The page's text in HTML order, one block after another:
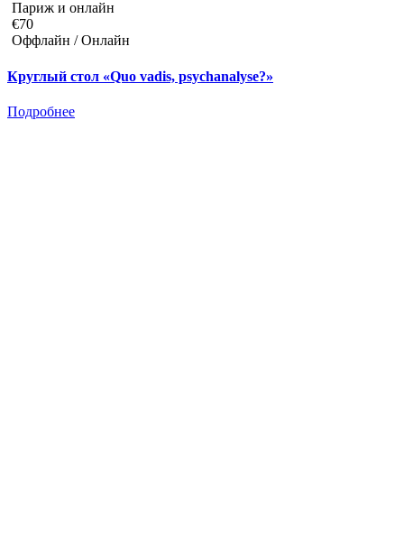
Париж и онлайн
€70
Оффлайн / Онлайн
Круглый стол «Quo vadis, psychanalyse?»
Подробнее